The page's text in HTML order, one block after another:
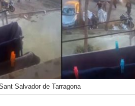
Salvador de Tarragona